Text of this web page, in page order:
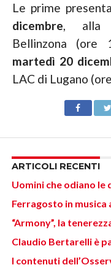
Le prime
dicembre, alla
Bellinzona (ore
martedì 20
LAC di Lugano
ARTICOLI RECENTI
Uomini che odiano le
Ferragosto in musica
“Armony”, la
Claudio Bertarelli è
I contenuti